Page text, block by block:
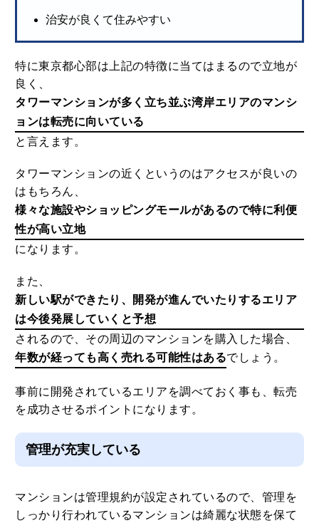
治安が良くて住みやすい
特に東京都心部は上記の特徴に当てはまるので立地が
良く、
タワーマンションが多く立ち並ぶ湾岸エリアのマンシ
ョンは転売に向いている
と言えます。
タワーマンションの近くというのはアクセスが良いの
はもちろん、
様々な施設やショッピングモールがあるので特に利便
性が高い立地
になります。
また、
新しい駅ができたり、開発が進んでいたりするエリア
は今後発展していくと予想
されるので、その周辺のマンションを購入した場合、
年数が経っても高く売れる可能性はあるでしょう。
事前に開発されているエリアを調べておく事も、転売
を成功させるポイントになります。
管理が充実している
マンションは管理規約が設定されているので、管理を
しっかり行われているマンションは綺麗な状態を保て